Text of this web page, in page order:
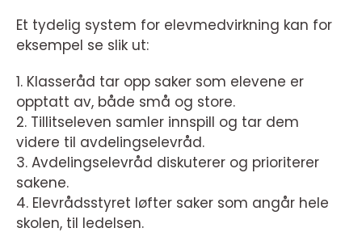
Et tydelig system for elevmedvirkning kan for
eksempel se slik ut:
1. Klasseråd tar opp saker som elevene er
opptatt av, både små og store.
2. Tillitseleven samler innspill og tar dem
videre til avdelingselevråd.
3. Avdelingselevråd diskuterer og prioriterer
sakene.
4. Elevrådsstyret løfter saker som angår hele
skolen, til ledelsen.